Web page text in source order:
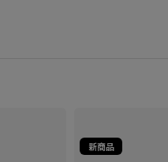
新商品